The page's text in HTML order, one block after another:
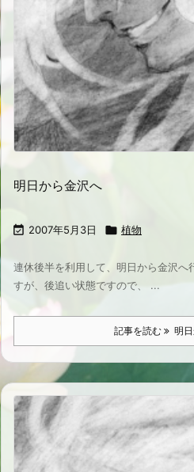
明日から金沢へ
 2007年5月3日  植物
連休後半を利用して、明日から金沢へ
すが、後追い状態ですので、 ...
記事を読む 明